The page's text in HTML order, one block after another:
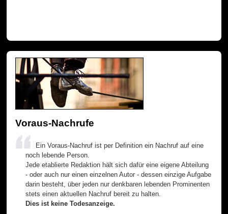
Voraus-Nachrufe
Ein Voraus-Nachruf ist per Definition ein Nachruf auf eine
noch lebende Person.
Jede etablierte Redaktion hält sich dafür eine eigene Abteilung
- oder auch nur einen einzelnen Autor - dessen einzige Aufgabe
darin besteht, über jeden nur denkbaren lebenden Prominenten
stets einen aktuellen Nachruf bereit zu halten.
Dies ist keine Todesanzeige.